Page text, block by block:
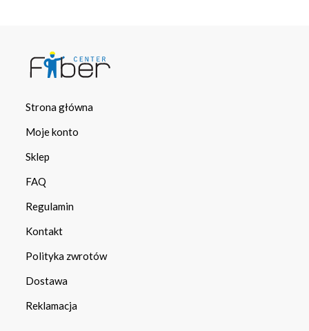
Strona główna
Moje konto
Sklep
FAQ
Regulamin
Kontakt
Polityka zwrotów
Dostawa
Reklamacja